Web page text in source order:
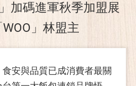
加碼進軍秋季加盟展
」林盟主
安與品質已成消費者最關